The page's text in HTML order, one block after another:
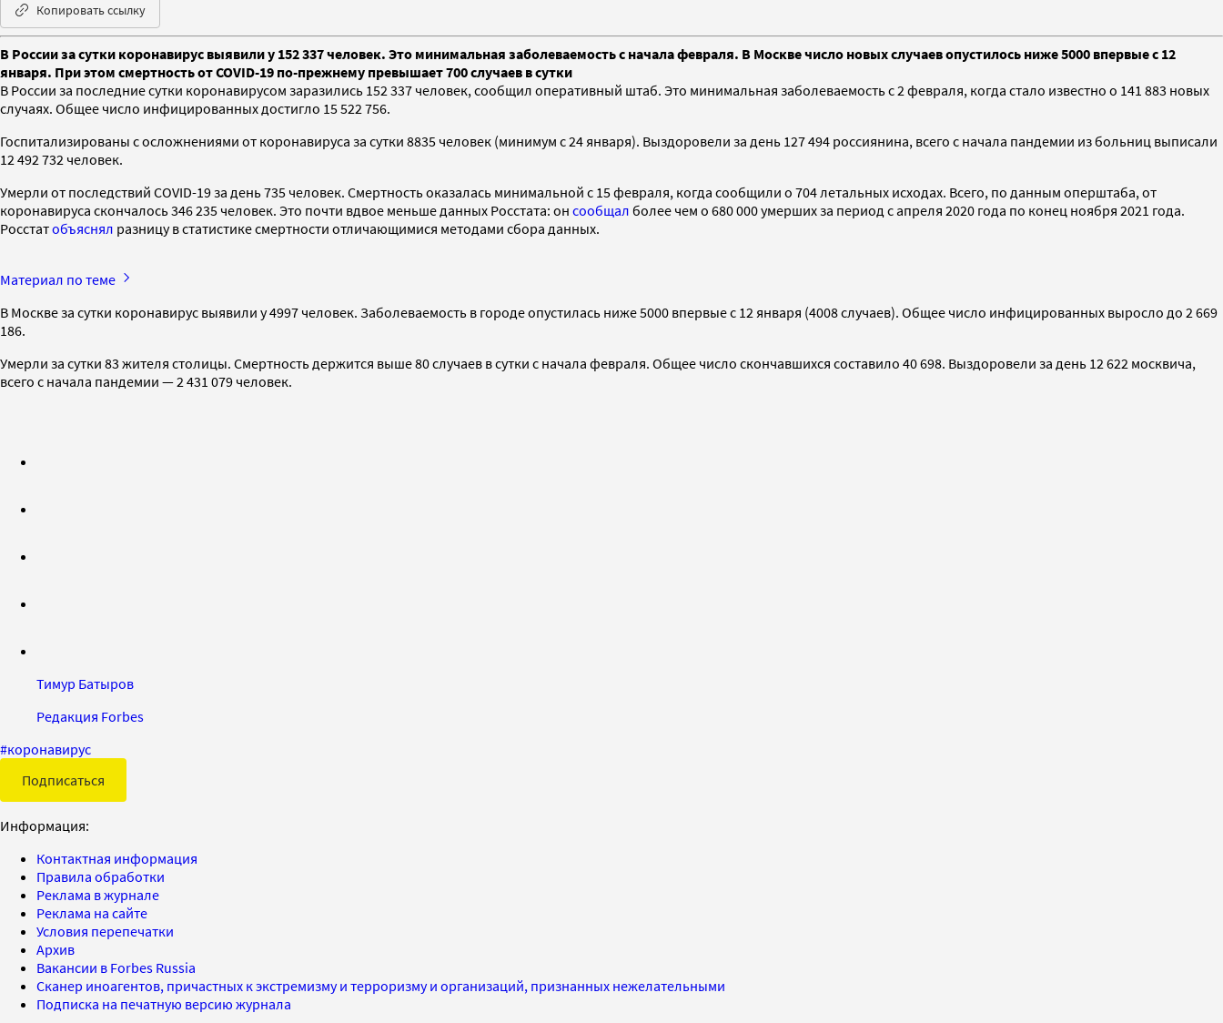
Копировать ссылку
В России за сутки коронавирус выявили у 152 337 человек. Это минимальная заболеваемость с начала февраля. В Москве число новых случаев опустилось ниже 5000 впервые с 12
января. При этом смертность от COVID-19 по-прежнему превышает 700 случаев в сутки
В России за последние сутки коронавирусом заразились 152 337 человек, сообщил оперативный штаб. Это минимальная заболеваемость с 2 февраля, когда стало известно о 141 883 новых
случаях. Общее число инфицированных достигло 15 522 756.
Госпитализированы с осложнениями от коронавируса за сутки 8835 человек (минимум с 24 января). Выздоровели за день 127 494 россиянина, всего с начала пандемии из больниц выписали
12 492 732 человек.
Умерли от последствий COVID-19 за день 735 человек. Смертность оказалась минимальной с 15 февраля, когда сообщили о 704 летальных исходах. Всего, по данным оперштаба, от
коронавируса скончалось 346 235 человек. Это почти вдвое меньше данных Росстата: он сообщал более чем о 680 000 умерших за период с апреля 2020 года по конец ноября 2021 года.
Росстатобъяснял разницу в статистике смертности отличающимися методами сбора данных.
Материал по теме
В Москве за сутки коронавирус выявили у 4997 человек. Заболеваемость в городе опустилась ниже 5000 впервые с 12 января (4008 случаев). Общее число инфицированных выросло до 2 669
186.
Умерли за сутки 83 жителя столицы. Смертность держится выше 80 случаев в сутки с начала февраля. Общее число скончавшихся составило 40 698. Выздоровели за день 12 622 москвича,
всего с начала пандемии — 2 431 079 человек.
Тимур Батыров
Редакция Forbes
#коронавирус
Подписаться
Информация:
Контактная информация
Правила обработки
Реклама в журнале
Реклама на сайте
Условия перепечатки
Архив
Вакансии в Forbes Russia
Сканер иноагентов, причастных к экстремизму и терроризму и организаций, признанных нежелательными
Подписка на печатную версию журнала